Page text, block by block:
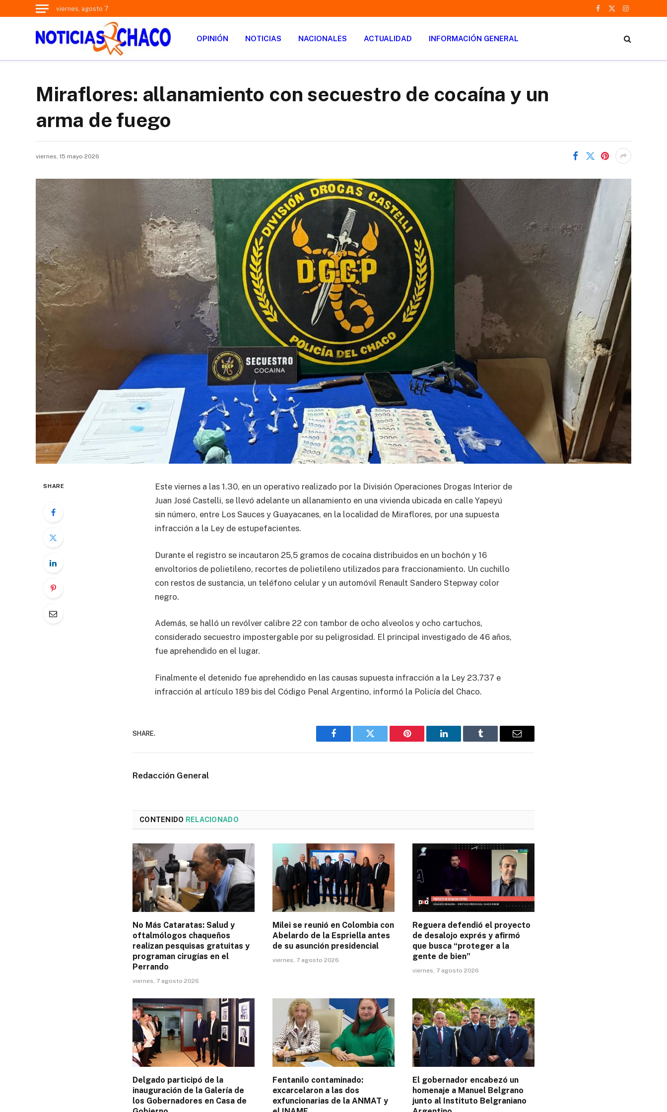
viernes, agosto 7
Facebook
X
Instagram
OPINIÓN NOTICIAS NACIONALES ACTUALIDAD INFORMACIÓN GENERAL
Miraflores: allanamiento con secuestro de cocaína y un
arma de fuego
viernes, 15 mayo 2026
SHARE
Este viernes a las 1.30, en un operativo realizado por la División Operaciones Drogas Interior de
Juan José Castelli, se llevó adelante un allanamiento en una vivienda ubicada en calle Yapeyú
sin número, entre Los Sauces y Guayacanes, en la localidad de Miraflores, por una supuesta
infracción a la Ley de estupefacientes.
Durante el registro se incautaron 25,5 gramos de cocaína distribuidos en un bochón y 16
envoltorios de polietileno, recortes de polietileno utilizados para fraccionamiento. Un cuchillo
con restos de sustancia, un teléfono celular y un automóvil Renault Sandero Stepway color
negro.
Además, se halló un revólver calibre 22 con tambor de ocho alveolos y ocho cartuchos,
considerado secuestro impostergable por su peligrosidad. El principal investigado de 46 años,
fue aprehendido en el lugar.
Finalmente el detenido fue aprehendido en las causas supuesta infracción a la Ley 23.737 e
infracción al artículo 189 bis del Código Penal Argentino, informó la Policía del Chaco.
SHARE.
Facebook Twitter Pinterest LinkedIn Tumblr Email
Redacción General
CONTENIDO RELACIONADO
No Más Cataratas: Salud y
oftalmólogos chaqueños
realizan pesquisas gratuitas y
programan cirugías en el
Perrando
viernes, 7 agosto 2026
Milei se reunió en Colombia con
Abelardo de la Espriella antes
de su asunción presidencial
viernes, 7 agosto 2026
Reguera defendió el proyecto
de desalojo exprés y afirmó
que busca “proteger a la
gente de bien”
viernes, 7 agosto 2026
Delgado participó de la
inauguración de la Galería de
los Gobernadores en Casa de
Fentanilo contaminado:
excarcelaron a las dos
exfuncionarias de la ANMAT y
El gobernador encabezó un
homenaje a Manuel Belgrano
junto al Instituto Belgraniano